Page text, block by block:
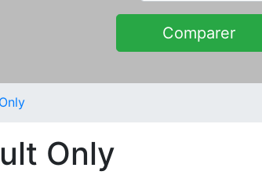
Comparer
Only